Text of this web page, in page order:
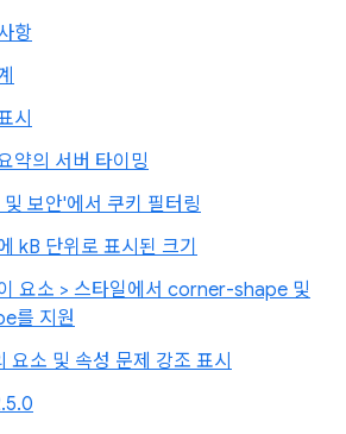
항
시
약의 서버 타이밍
보안'에서 쿠키 필터링
kB 단위로 표시된 크기
요소 > 스타일에서 corner-shape 및
를 지원
소 및 속성 문제 강조 표시